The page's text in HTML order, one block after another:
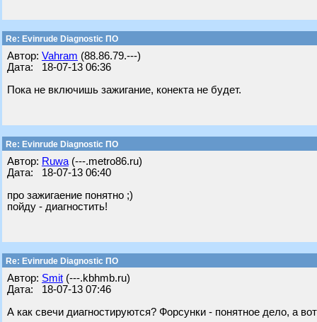
Re: Evinrude Diagnostic ПО
Автор: Vahram (88.86.79.---)
Дата: 18-07-13 06:36
Пока не включишь зажигание, конекта не будет.
Re: Evinrude Diagnostic ПО
Автор: Ruwa (---.metro86.ru)
Дата: 18-07-13 06:40
про зажигаение понятно ;)
пойду - диагностить!
Re: Evinrude Diagnostic ПО
Автор: Smit (---.kbhmb.ru)
Дата: 18-07-13 07:46
А как свечи диагностируются? Форсунки - понятное дело, а